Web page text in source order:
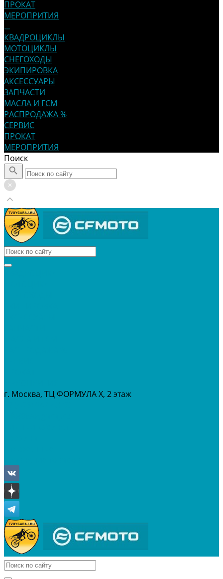
ПРОКАТ
МЕРОПРИТИЯ
...
КВАДРОЦИКЛЫ
МОТОЦИКЛЫ
СНЕГОХОДЫ
ЭКИПИРОВКА
АКСЕССУАРЫ
ЗАПЧАСТИ
МАСЛА И ГСМ
РАСПРОДАЖА %
СЕРВИС
ПРОКАТ
МЕРОПРИТИЯ
Поиск
г. Москва, ТЦ ФОРМУЛА Х, 2 этаж